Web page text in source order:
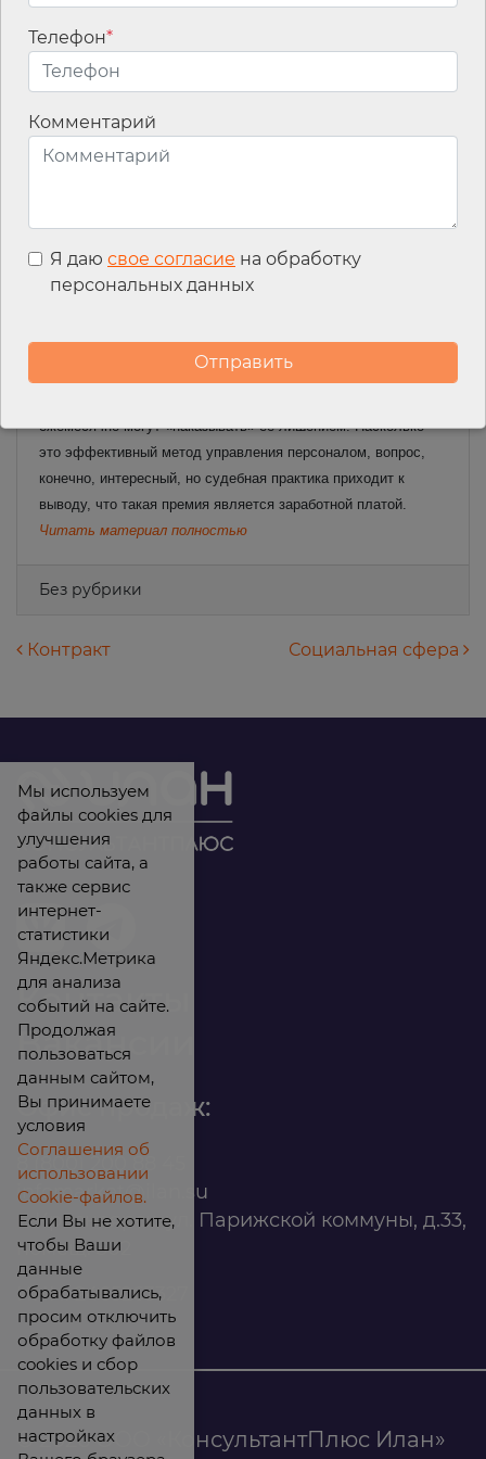
Читать материал полностью
При грамотном применении система премирования может
выступать прекрасным способом мотивации работников
лучше трудиться и оставаться у одного работодателя как
обязанностью. И в тех случаях, когда речь действительно
идет о поощрении за труд, то в целом ничего не изменилось.
когда система премирования по своей сути служит
отрицательной мотивацией, то есть за счет установления в
ежемесячно могут «наказывать» ее лишением. Насколько
это эффективный метод управления персоналом, вопрос,
конечно, интересный, но судебная практика приходит к
выводу, что такая премия является заработной платой.
Читать материал полностью
Без рубрики
Навигация по записям
Контракт Социальная сфера
Контакты
Вакансии
Офис продаж:
infomarket@ilan.su
г. Красноярск, ул. Парижской коммуны, д.33,
помещ. 302
ИНН: 2465263327
© 2026 ООО «КонсультантПлюс Илан»
Телефон*
Комментарий
Я даю свое согласие на обработку
персональных данных
Мы используем
файлы cookies для
улучшения
работы сайта, а
также сервис
интернет-
статистики
Яндекс.Метрика
для анализа
событий на сайте.
Продолжая
пользоваться
данным сайтом,
Вы принимаете
условия
Соглашения об
использовании
Cookie-файлов.
Если Вы не хотите,
чтобы Ваши
данные
обрабатывались,
просим отключить
обработку файлов
cookies и сбор
пользовательских
данных в
настройках